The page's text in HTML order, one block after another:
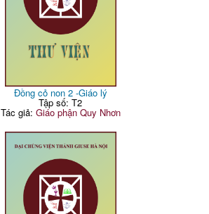
Đồng cỏ non 2 -Giáo lý
Tập số: T2
Tác giả: Giáo phận Quy Nhơn